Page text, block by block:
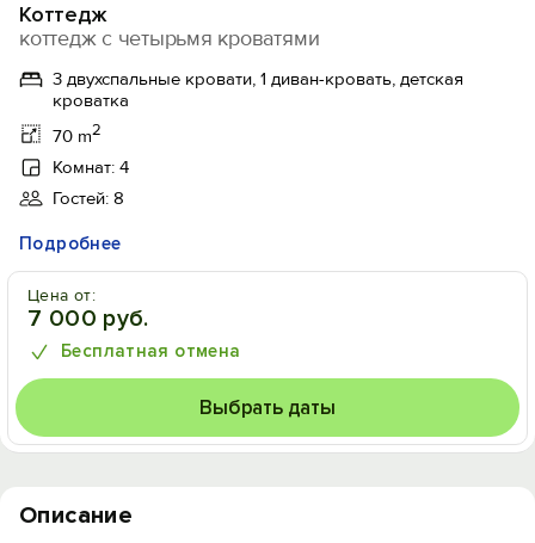
Коттедж
коттедж с четырьмя кроватями
3 двухспальные кровати, 1 диван-кровать, детская
кроватка
70 m2
Комнат: 4
Гостей: 8
Подробнее
Цена от:
7 000 руб.
Бесплатная отмена
Выбрать даты
Описание